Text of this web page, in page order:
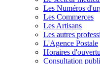
Les Numéros
Les Commerces
Les Artisans
Les autres
L'Agence Postale
Horaires
Consultation